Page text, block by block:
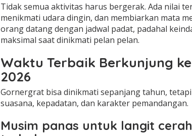
Tidak semua aktivitas harus bergerak. Ada nilai
menikmati udara dingin, dan membiarkan mata
orang datang dengan jadwal padat, padahal
maksimal saat dinikmati pelan pelan.
Waktu Terbaik Berkunjung
2026
Gornergrat bisa dinikmati sepanjang tahun,
suasana, kepadatan, dan karakter pemandangan.
Musim panas untuk langit